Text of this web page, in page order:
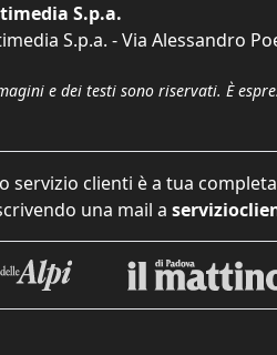
S.p.a.
S.p.a. - Via Alessandro
e dei testi sono riservati. È
servizio clienti è a tua
una mail a